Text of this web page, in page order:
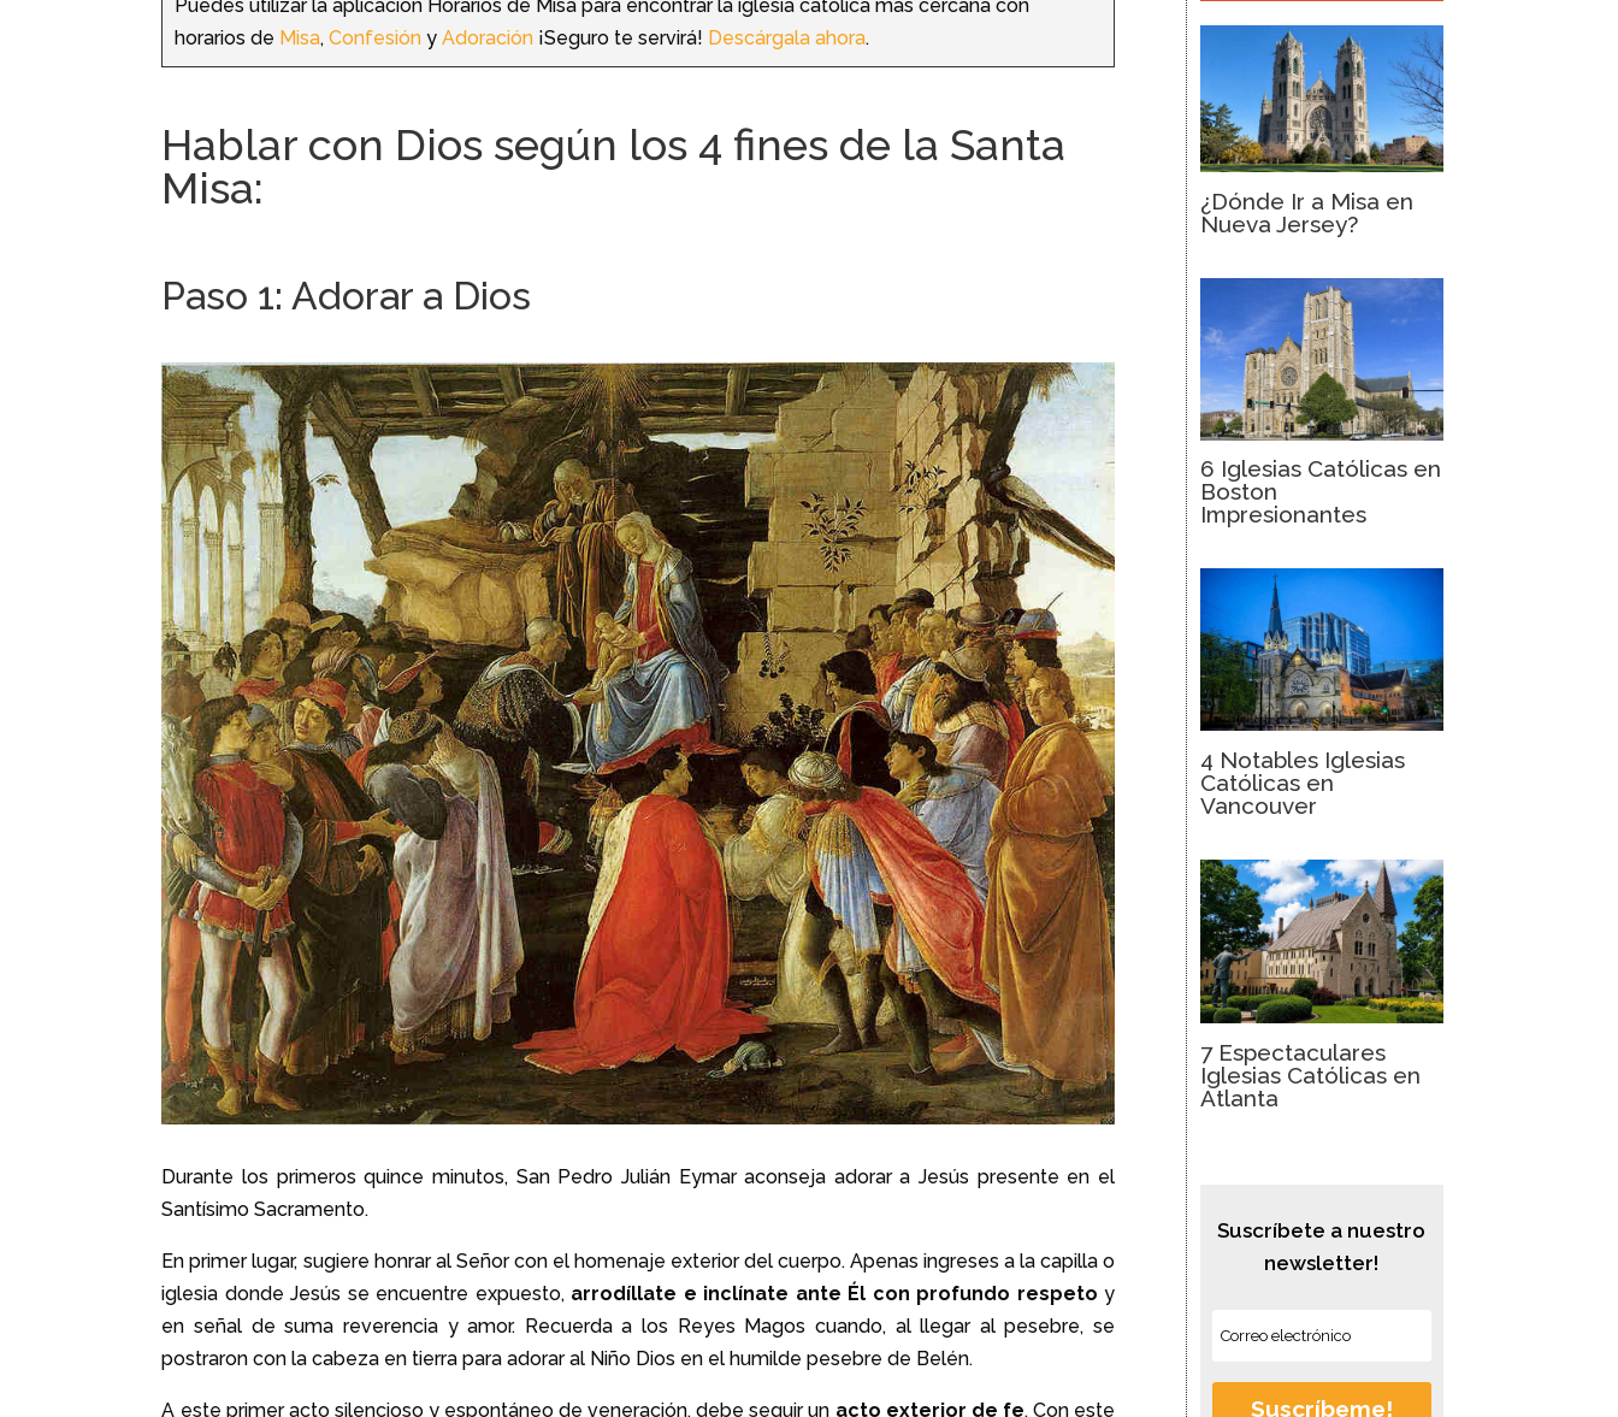
Puedes utilizar la aplicación Horarios de Misa para encontrar la iglesia católica más cercana con
horarios de Misa,Confesión yAdoración ¡Seguro te servirá! Descárgala ahora.
Hablar con Dios según los 4 fines de la Santa
Misa:
Paso 1: Adorar a Dios
Durante los primeros quince minutos, San Pedro Julián Eymar aconseja adorar a Jesús presente en el
Santísimo Sacramento.
En primer lugar, sugiere honrar al Señor con el homenaje exterior del cuerpo. Apenas ingreses a la capilla o
iglesia donde Jesús se encuentre expuesto, arrodíllate e inclínate ante Él con profundo respeto y
en señal de suma reverencia y amor. Recuerda a los Reyes Magos cuando, al llegar al pesebre, se
postraron con la cabeza en tierra para adorar al Niño Dios en el humilde pesebre de Belén.
A este primer acto silencioso y espontáneo de veneración, debe seguir un acto exterior de fe. Con este
¿Dónde Ir a Misa en
Nueva Jersey?
6 Iglesias Católicas en
Boston
Impresionantes
4 Notables Iglesias
Católicas en
Vancouver
7 Espectaculares
Iglesias Católicas en
Atlanta
Suscríbete a nuestro
newsletter!
Suscríbeme!